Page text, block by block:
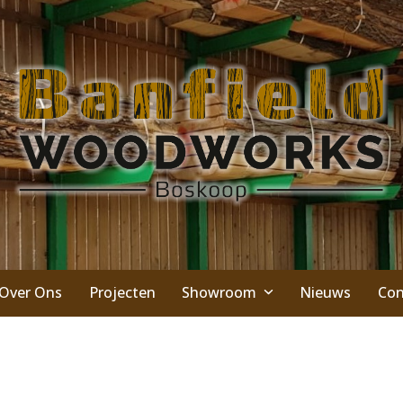
Over Ons Projecten Showroom Nieuws